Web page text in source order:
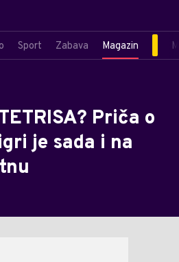
Sport Zabava Magazin
Priča o
je sada i na